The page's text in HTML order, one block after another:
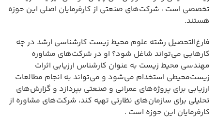
تخصصی است ، شرکت‌های صنعتی از کارفرمایان اصلی این حوزه
هستند.
فارغ‌التحصیل رشته علوم محیط زیست کارشناسی ارشد در چه
کارهایی می‌تواند شاغل شود؟ او در شرکت‌های مشاوره
مهندسی محیط زیست به عنوان کارشناس ارزیابی اثرات
زیست‌محیطی استخدام می‌شود و می‌تواند به انجام مطالعات
ارزیابی برای پروژه‌های عمرانی و صنعتی بپردازد و گزارش‌های
تحلیلی برای سازمان‌های نظارتی تهیه کند، شرکت‌های مشاوره از
کارفرمایان این حوزه است .